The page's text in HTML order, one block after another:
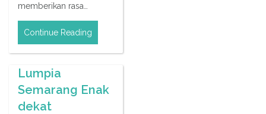
memberikan rasa…
Continue Reading
Lumpia
Semarang Enak
dekat